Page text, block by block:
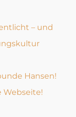
– und
Hansen!
Webseite!